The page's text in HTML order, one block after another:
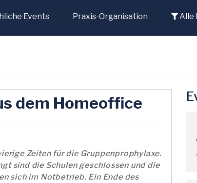
Events Praxis-Organisation Alle
dem Homeoffice
Zeiten für die Gruppenprophylaxe.
sind die Schulen geschlossen und die
sich im Notbetrieb. Ein Ende des